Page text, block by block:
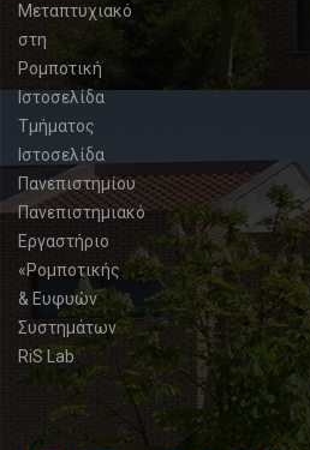
Μεταπτυχιακό
στη
Ρομποτική
Ιστοσελίδα
Τμήματος
Ιστοσελίδα
Πανεπιστημίου
Πανεπιστημιακό
Εργαστήριο
«Ρομποτικής
& Ευφυών
Συστημάτων
RiS Lab